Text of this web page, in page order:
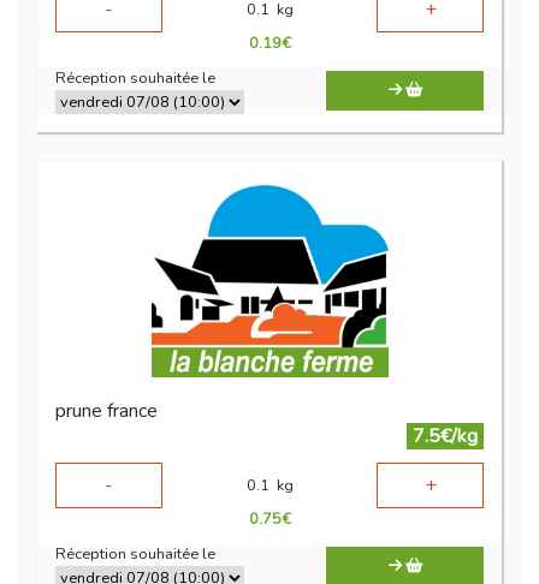
- 0.1 kg +
0.19€
Réception souhaitée le
prune france
7.5€/kg
-
0.1 kg +
0.75€
Réception souhaitée le